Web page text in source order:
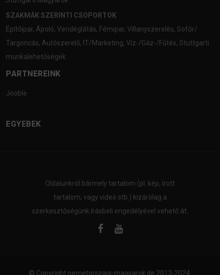
SZAKMÁK SZERINTI CSOPORTOK
Építőipar, Ápoló, Vendéglátás, Fémipar, Villanyszerelés, Sofőr/
Targoncás, Autószerelő, IT/Marketing, Víz-/Gáz-/Fűtés, Stuttgarti
munkalehetőségek
PARTNEREINK
Jooble
EGYEBEK
Oldalunkról bármely tartalom (pl. kép, írott
tartalom, vagy videó stb.) kizárólag a
szerkesztőségünk írásbeli engedélyével vehető át.
© Copyright nemetorszagi-magyarok.de 2013-2024.